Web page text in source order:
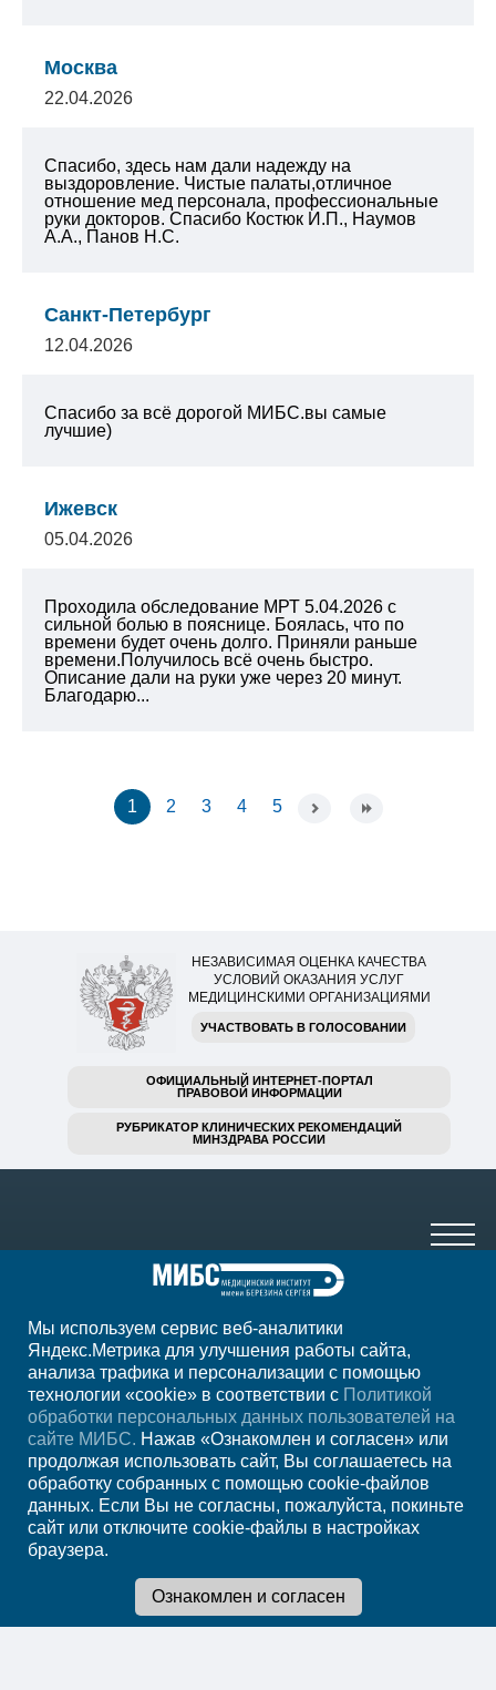
Москва
22.04.2026
Спасибо, здесь нам дали надежду на
выздоровление. Чистые палаты,отличное
отношение мед персонала, профессиональные
руки докторов. Спасибо Костюк И.П., Наумов
А.А., Панов Н.С.
Санкт-Петербург
12.04.2026
Спасибо за всё дорогой МИБС.вы самые
лучшие)
Ижевск
05.04.2026
Проходила обследование МРТ 5.04.2026 с
сильной болью в пояснице. Боялась, что по
времени будет очень долго. Приняли раньше
времени.Получилось всё очень быстро.
Описание дали на руки уже через 20 минут.
Благодарю...
1 2 3 4 5
НЕЗАВИСИМАЯ ОЦЕНКА КАЧЕСТВА
УСЛОВИЙ ОКАЗАНИЯ УСЛУГ
МЕДИЦИНСКИМИ ОРГАНИЗАЦИЯМИ
УЧАСТВОВАТЬ В ГОЛОСОВАНИИ
ОФИЦИАЛЬНЫЙ ИНТЕРНЕТ-ПОРТАЛ
ПРАВОВОЙ ИНФОРМАЦИИ
РУБРИКАТОР КЛИНИЧЕСКИХ РЕКОМЕНДАЦИЙ
МИНЗДРАВА РОССИИ
+7(8552)231-200
ежедн. 7.00-23.00
РегионНабережные Челны
Записаться на прием
Мы используем сервис веб-аналитики
Яндекс.Метрика для улучшения работы сайта,
анализа трафика и персонализации с помощью
технологии «cookie» в соответствии с Политикой
обработки персональных данных пользователей на
сайте МИБС. Нажав «Ознакомлен и согласен» или
продолжая использовать сайт, Вы соглашаетесь на
обработку собранных с помощью cookie-файлов
данных. Если Вы не согласны, пожалуйста, покиньте
сайт или отключите cookie-файлы в настройках
браузера.